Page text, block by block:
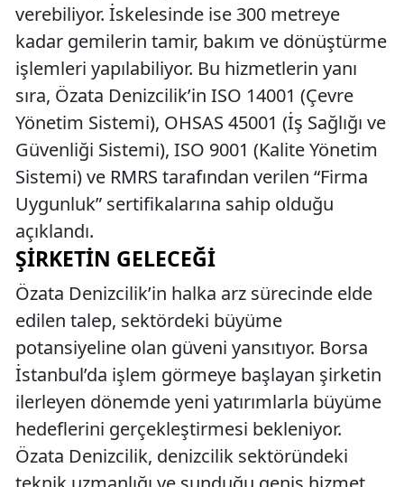
verebiliyor. İskelesinde ise 300 metreye
kadar gemilerin tamir, bakım ve dönüştürme
işlemleri yapılabiliyor. Bu hizmetlerin yanı
sıra, Özata Denizcilik’in ISO 14001 (Çevre
Yönetim Sistemi), OHSAS 45001 (İş Sağlığı ve
Güvenliği Sistemi), ISO 9001 (Kalite Yönetim
Sistemi) ve RMRS tarafından verilen “Firma
Uygunluk” sertifikalarına sahip olduğu
açıklandı.
ŞIRKETIN GELECEĞI
Özata Denizcilik’in halka arz sürecinde elde
edilen talep, sektördeki büyüme
potansiyeline olan güveni yansıtıyor. Borsa
İstanbul’da işlem görmeye başlayan şirketin
ilerleyen dönemde yeni yatırımlarla büyüme
hedeflerini gerçekleştirmesi bekleniyor.
Özata Denizcilik, denizcilik sektöründeki